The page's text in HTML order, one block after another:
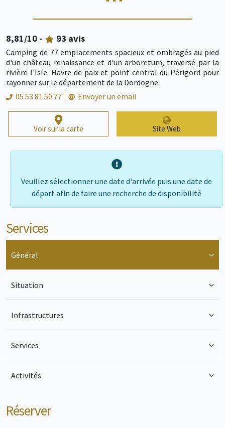
8,81/10 - 93 avis
Camping de 77 emplacements spacieux et ombragés au pied
d'un château renaissance et d'un arboretum, traversé par la
rivière l'Isle. Havre de paix et point central du Périgord pour
rayonner sur le département de la Dordogne.
05 53 81 50 77
Envoyer un email
Voir sur la carte Site Web
Veuillez sélectionner une date d'arrivée puis une date de
départ afin de faire une recherche de disponibilité
Services
Général
Situation
Infrastructures
Services
Activités
Réserver